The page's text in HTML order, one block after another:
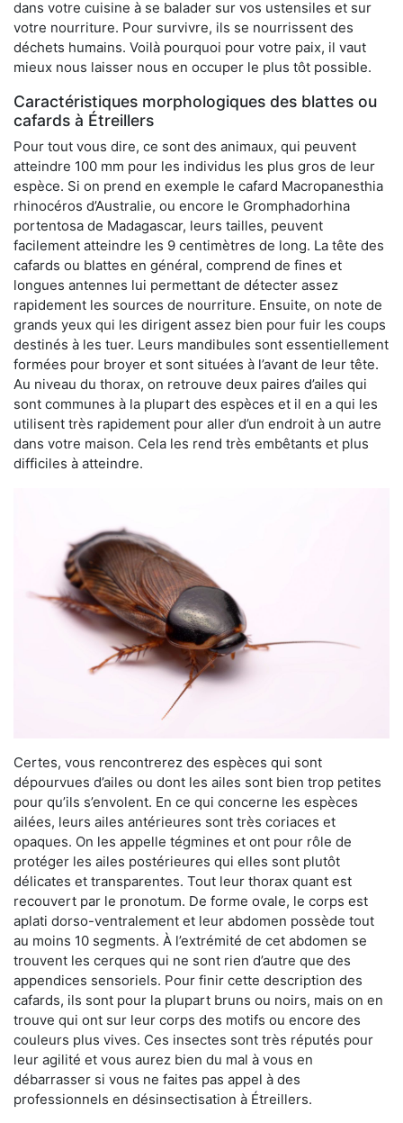
dans votre cuisine à se balader sur vos ustensiles et sur
votre nourriture. Pour survivre, ils se nourrissent des
déchets humains. Voilà pourquoi pour votre paix, il vaut
mieux nous laisser nous en occuper le plus tôt possible.
Caractéristiques morphologiques des blattes ou
cafards à Étreillers
Pour tout vous dire, ce sont des animaux, qui peuvent
atteindre 100 mm pour les individus les plus gros de leur
espèce. Si on prend en exemple le cafard Macropanesthia
rhinocéros d’Australie, ou encore le Gromphadorhina
portentosa de Madagascar, leurs tailles, peuvent
facilement atteindre les 9 centimètres de long. La tête des
cafards ou blattes en général, comprend de fines et
longues antennes lui permettant de détecter assez
rapidement les sources de nourriture. Ensuite, on note de
grands yeux qui les dirigent assez bien pour fuir les coups
destinés à les tuer. Leurs mandibules sont essentiellement
formées pour broyer et sont situées à l’avant de leur tête.
Au niveau du thorax, on retrouve deux paires d’ailes qui
sont communes à la plupart des espèces et il en a qui les
utilisent très rapidement pour aller d’un endroit à un autre
dans votre maison. Cela les rend très embêtants et plus
difficiles à atteindre.
Certes, vous rencontrerez des espèces qui sont
dépourvues d’ailes ou dont les ailes sont bien trop petites
pour qu’ils s’envolent. En ce qui concerne les espèces
ailées, leurs ailes antérieures sont très coriaces et
opaques. On les appelle tégmines et ont pour rôle de
protéger les ailes postérieures qui elles sont plutôt
délicates et transparentes. Tout leur thorax quant est
recouvert par le pronotum. De forme ovale, le corps est
aplati dorso-ventralement et leur abdomen possède tout
au moins 10 segments. À l’extrémité de cet abdomen se
trouvent les cerques qui ne sont rien d’autre que des
appendices sensoriels. Pour finir cette description des
cafards, ils sont pour la plupart bruns ou noirs, mais on en
trouve qui ont sur leur corps des motifs ou encore des
couleurs plus vives. Ces insectes sont très réputés pour
leur agilité et vous aurez bien du mal à vous en
débarrasser si vous ne faites pas appel à des
professionnels en désinsectisation à Étreillers.